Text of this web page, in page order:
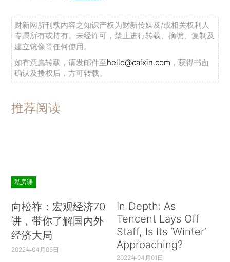
财新网所刊载内容之知识产权为财新传媒及/或相关权利人
专属所有或持有。未经许可，禁止进行转载、摘编、复制及
建立镜像等任何使用。
如有意愿转载，请发邮件至hello@caixin.com ，获得书面
确认及授权后，方可转载。
推荐阅读
私房课
向松祚：宏观经济70
讲，带你了解国内外
经济大局
2022年04月06日
In Depth: As
Tencent Lays Off
Staff, Is Its ‘Winter’
Approaching?
2022年04月01日